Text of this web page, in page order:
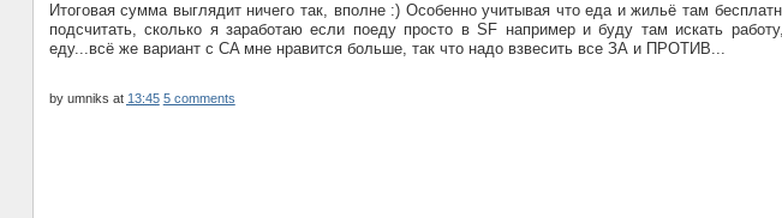
Итоговая сумма выглядит ничего так, вполне :) Особенно учитывая что еда и жильё там
подсчитать, сколько я заработаю если поеду просто в SF например и буду там искать
еду...всё же вариант с CA мне нравится больше, так что надо взвесить все ЗА и ПРОТИВ...
by umniks at 13:45 5 comments